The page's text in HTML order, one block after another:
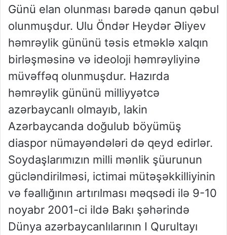
Günü elan olunması barədə qanun qəbul
olunmuşdur. Ulu Öndər Heydər Əliyev
həmrəylik gününü təsis etməklə xalqın
birləşməsinə və ideoloji həmrəyliyinə
müvəffəq olunmuşdur. Hazırda
həmrəylik gününü milliyyətcə
azərbaycanlı olmayıb, lakin
Azərbaycanda doğulub böyümüş
diaspor nümayəndələri də qeyd edirlər.
Soydaşlarımızın milli mənlik şüurunun
gücləndirilməsi, ictimai mütəşəkkilliyinin
və fəallığının artırılması məqsədi ilə 9-10
noyabr 2001-ci ildə Bakı şəhərində
Dünya azərbaycanlılarının I Qurultayı